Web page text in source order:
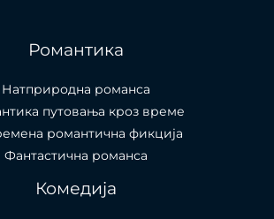
Романтика
Натприродна романса
путовања кроз време
романтична фикција
Фантастична романса
Комедија